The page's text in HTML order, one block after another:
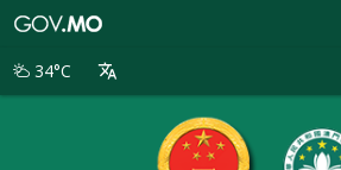
別
34°C